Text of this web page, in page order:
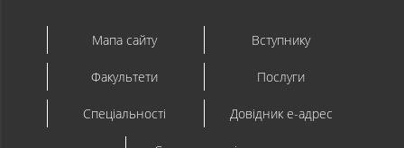
Мапа сайту Вступнику
Факультети Послуги
Спеціальності Довідник e-адрес